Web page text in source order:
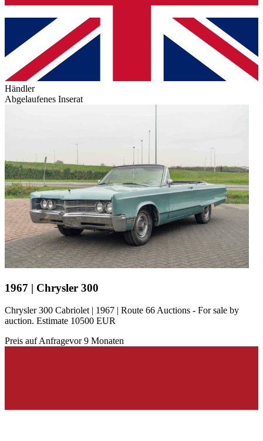
Händler
Abgelaufenes Inserat
1967 | Chrysler 300
Chrysler 300 Cabriolet | 1967 | Route 66 Auctions - For sale by
auction. Estimate 10500 EUR
Preis auf Anfragevor 9 Monaten